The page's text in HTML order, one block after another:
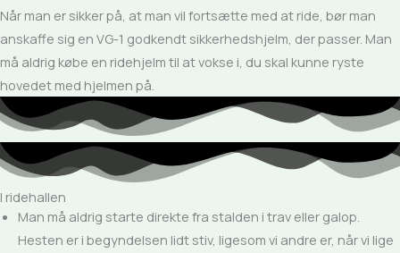
Når man er sikker på, at man vil fortsætte med at ride, bør man
anskaffe sig en VG-1 godkendt sikkerhedshjelm, der passer. Man
må aldrig købe en ridehjelm til at vokse i, du skal kunne ryste
hovedet med hjelmen på.
I ridehallen
Man må aldrig starte direkte fra stalden i trav eller galop.
Hesten er i begyndelsen lidt stiv, ligesom vi andre er, når vi lige